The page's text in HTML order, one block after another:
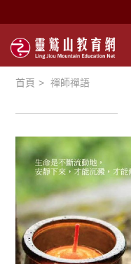
首頁 禪師禪語